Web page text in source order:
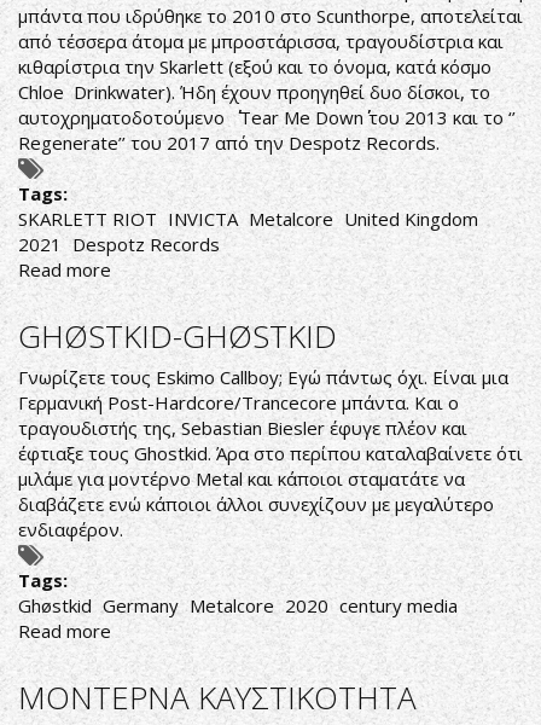
μπάντα που ιδρύθηκε το 2010 στο Scunthorpe, αποτελείται
από τέσσερα άτομα με μπροστάρισσα, τραγουδίστρια και
κιθαρίστρια την Skarlett (εξού και το όνομα, κατά κόσμο
Chloe Drinkwater). Ήδη έχουν προηγηθεί δυο δίσκοι, το
αυτοχρηματοδοτούμενο ΄΄ Tear Me Down΄΄ του 2013 και το ‘’
Regenerate’’ του 2017 από την Despotz Records.
Tags:
SKARLETT RIOT INVICTA Metalcore United Kingdom
2021
Despotz Records
Read more about
SKARLETT
RIOT
–
INVICTA
GHØSTKID-GHØSTKID
Γνωρίζετε τους Eskimo Callboy; Εγώ πάντως όχι. Είναι μια
Γερμανική Post-Hardcore/Trancecore μπάντα. Και ο
τραγουδιστής της, Sebastian Biesler έφυγε πλέον και
έφτιαξε τους Ghostkid. Άρα στο περίπου καταλαβαίνετε ότι
μιλάμε για μοντέρνο Metal και κάποιοι σταματάτε να
διαβάζετε ενώ κάποιοι άλλοι συνεχίζουν με μεγαλύτερο
ενδιαφέρον.
Tags:
Ghøstkid Germany Metalcore 2020 century media
Read more about
GHØSTKID-
GHØSTKID
ΜΟΝΤΕΡΝΑ ΚΑΥΣΤΙΚΟΤΗΤΑ